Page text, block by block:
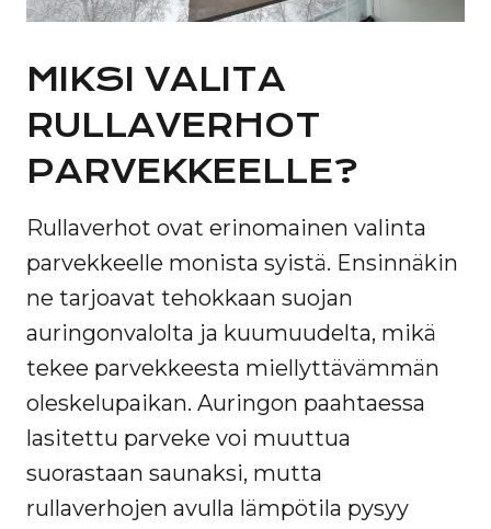
MIKSI VALITA
RULLAVERHOT
PARVEKKEELLE?
Rullaverhot ovat erinomainen valinta
parvekkeelle monista syistä. Ensinnäkin
ne tarjoavat tehokkaan suojan
auringonvalolta ja kuumuudelta, mikä
tekee parvekkeesta miellyttävämmän
oleskelupaikan. Auringon paahtaessa
lasitettu parveke voi muuttua
suorastaan saunaksi, mutta
rullaverhojen avulla lämpötila pysyy